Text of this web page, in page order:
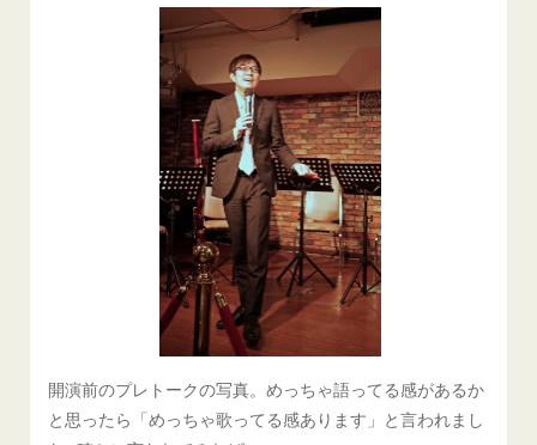
開演前のプレトークの写真。めっちゃ語ってる感があるか
と思ったら「めっちゃ歌ってる感あります」と言われまし